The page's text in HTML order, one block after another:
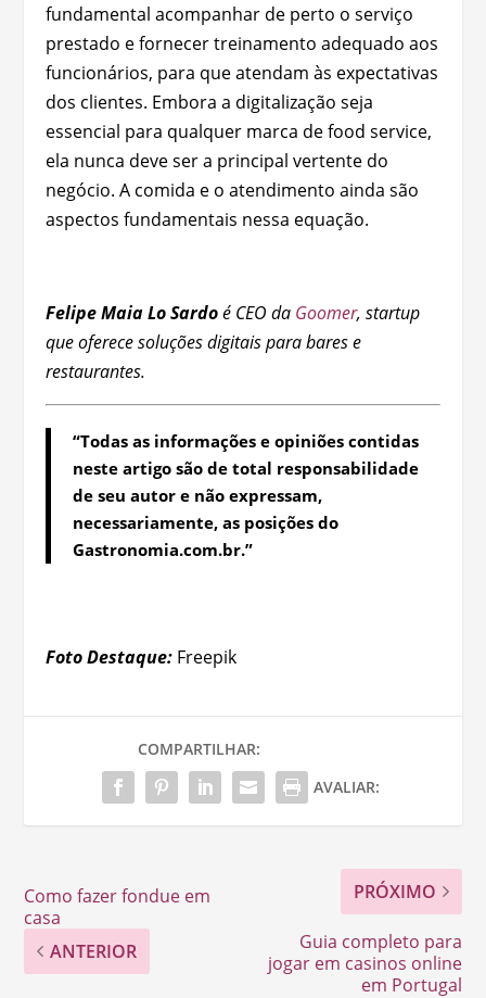
fundamental acompanhar de perto o serviço
prestado e fornecer treinamento adequado aos
funcionários, para que atendam às expectativas
dos clientes. Embora a digitalização seja
essencial para qualquer marca de food service,
ela nunca deve ser a principal vertente do
negócio. A comida e o atendimento ainda são
aspectos fundamentais nessa equação.
Felipe Maia Lo Sardo é CEO da Goomer, startup
que oferece soluções digitais para bares e
restaurantes.
“Todas as informações e opiniões contidas
neste artigo são de total responsabilidade
de seu autor e não expressam,
necessariamente, as posições do
Gastronomia.com.br.”
Foto Destaque: Freepik
COMPARTILHAR:
AVALIAR:
Como fazer fondue em
casa
ANTERIOR
PRÓXIMO
Guia completo para
jogar em casinos online
em Portugal